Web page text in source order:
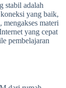
stabil adalah
yang baik,
materi
yang cepat
pembelajaran